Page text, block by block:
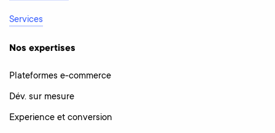
Services
Nos expertises
Plateformes e-commerce
Dév. sur mesure
Experience et conversion